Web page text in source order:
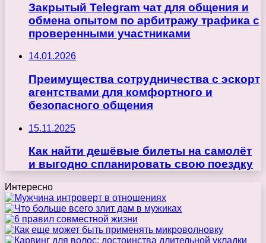
Закрытый Telegram чат для общения и
обмена опытом по арбитражу трафика с
проверенными участниками
14.01.2026
Преимущества сотрудничества с эскорт
агентствами для комфортного и
безопасного общения
15.11.2025
Как найти дешёвые билеты на самолёт
и выгодно спланировать свою поездку
Интересно